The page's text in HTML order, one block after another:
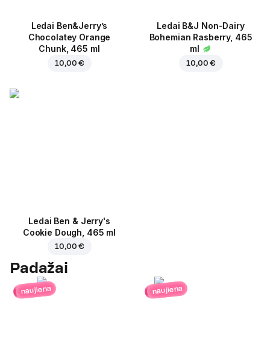
Ledai Ben&Jerry’s
Chocolatey Orange
Chunk, 465 ml
10,00 €
Ledai B&J Non-Dairy
Bohemian Rasberry, 465
ml
10,00 €
Ledai Ben & Jerry's
Cookie Dough, 465 ml
10,00 €
Padažai
naujiena naujiena